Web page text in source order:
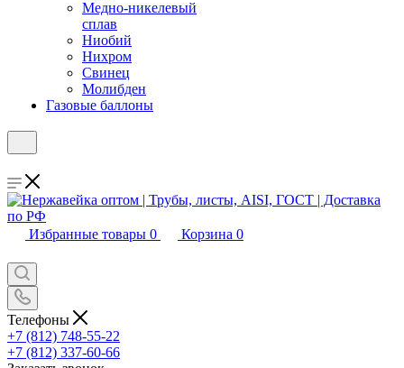
Медно-никелевый
сплав
Ниобий
Нихром
Свинец
Молибден
Газовые баллоны
Избранные товары 0 Корзина 0
Телефоны
+7 (812) 748-55-22
+7 (812) 337-60-66